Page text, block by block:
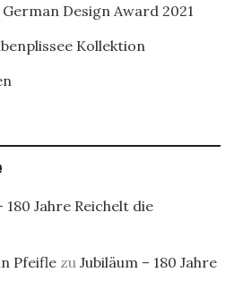
Design Award 2021
Kollektion
180 Jahre Reichelt die
Pfeifle zu Jubiläum – 180 Jahre